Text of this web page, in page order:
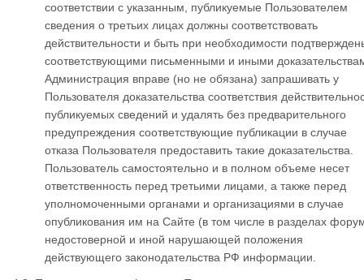
соответствии с указанным, публикуемые Пользователем
сведения о третьих лицах должны соответствовать
действительности и быть при необходимости
соответствующими письменными и иными
Администрация вправе (но не обязана) запрашивать у
Пользователя доказательства соответствия
публикуемых сведений и удалять без предварительного
предупреждения соответствующие публикации в случае
отказа Пользователя предоставить такие доказательства.
Пользователь самостоятельно и в полном объеме несет
ответственность перед третьими лицами, а также перед
уполномоченными органами и организациями в случае
опубликования им на Сайте (в том числе в разделах
недостоверной и иной нарушающей положения
действующего законодательства РФ информации.